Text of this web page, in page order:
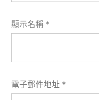
顯示名稱 *
電子郵件地址 *